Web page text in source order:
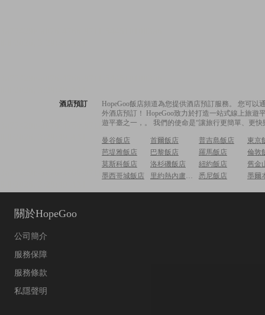
酒店預訂
HopeGoo飯店頻道為您提供酒店預訂服務。 您可
外酒店預訂！ HopeGoo致力於打造一站式線上旅
遊平臺之一，。 我們的使命是“讓旅行更簡單、更
曼谷飯店 首爾飯店 普吉島飯店
東京
芭堤雅飯店
巴黎飯店 羅馬飯店
倫敦
莫斯科飯店
洛杉磯飯店 紐約飯店
舊金
墨西哥城飯店
里約熱內盧飯店 悉尼飯店 墨爾
關於HopeGoo
公司簡介
服務保障
服務條款
私隱聲明